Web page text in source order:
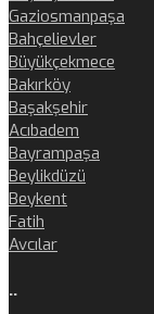
Gaziosmanpaşa
Bahçelievler
Büyükçekmece
Bakırköy
Başakşehir
Acıbadem
Bayrampaşa
Beylikdüzü
Beykent
Fatih
Avcılar
..